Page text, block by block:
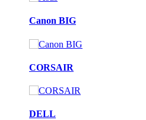
Canon BIG
CORSAIR
DELL